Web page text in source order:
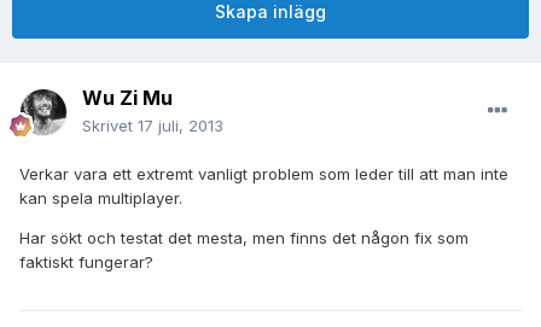
Skapa inlägg
Wu Zi Mu
Skrivet 17 juli, 2013
Verkar vara ett extremt vanligt problem som leder till att man inte
kan spela multiplayer.
Har sökt och testat det mesta, men finns det någon fix som
faktiskt fungerar?